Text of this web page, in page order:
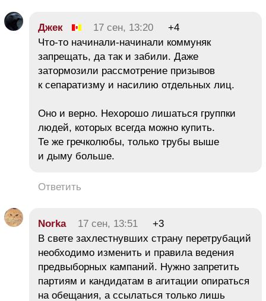
Джек 17 сен, 13:20
+4
Что-то начинали-начинали коммуняк
запрещать, да так и забили. Даже
затормозили рассмотрение призывов
к сепаратизму и насилию отдельных лиц.
Оно и верно. Нехорошо лишаться группки
людей, которых всегда можно купить.
Те же гречколюбы, только трубы выше
и дыму больше.
Ответить
Norka 17 сен, 13:51
+3
В свете захлестнувших страну перетрубаций
необходимо изменить и правила ведения
предвыборных кампаний. Нужно запретить
партиям и кандидатам в агитации опираться
на обещания, а ссылаться только лишь